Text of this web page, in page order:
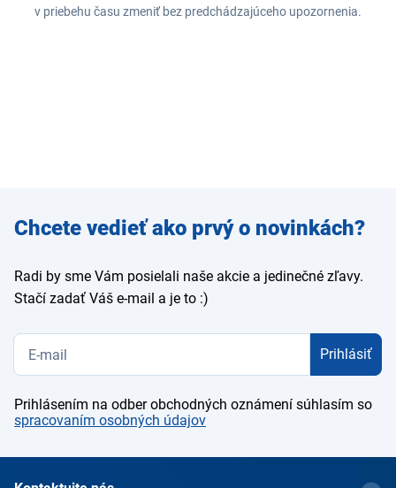
v priebehu času zmeniť bez predchádzajúceho upozornenia.
Zadajte
e-mail
Chcete vedieť ako prvý o novinkách?
Radi by sme Vám posielali naše akcie a jedinečné zľavy.
Stačí zadať Váš e-mail a je to :)
Prihlásiť
Prihlásením na odber obchodných oznámení súhlasím so
spracovaním osobných údajov